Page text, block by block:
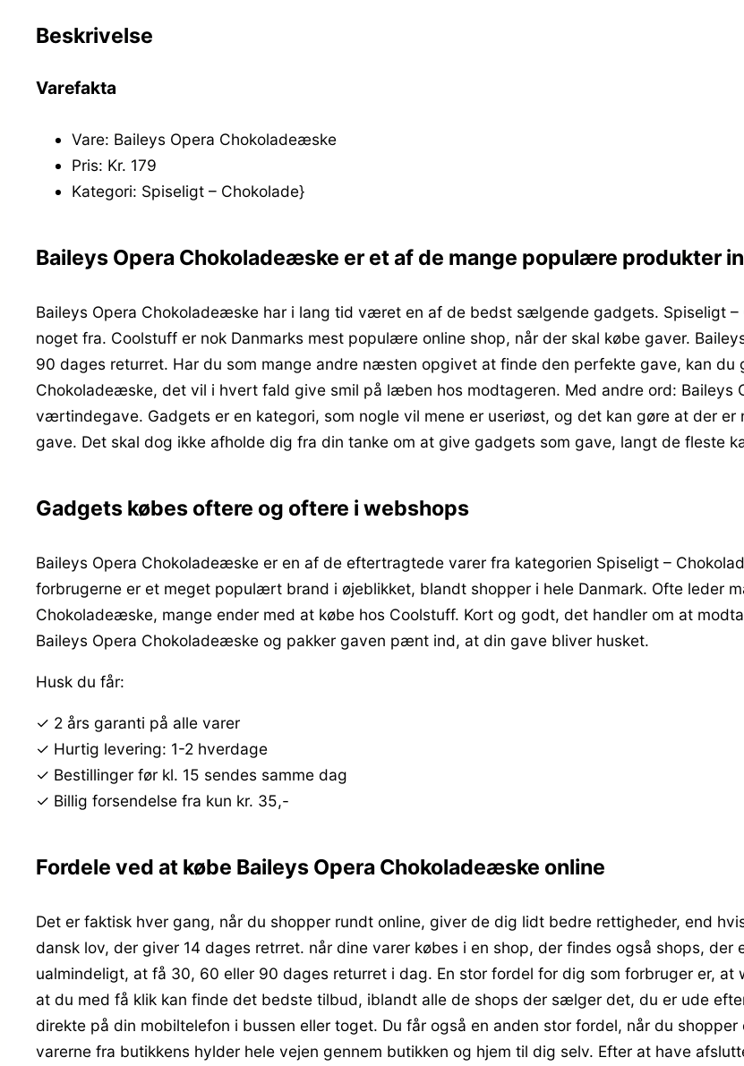
Beskrivelse
Varefakta
Vare: Baileys Opera Chokoladeæske
Pris: Kr. 179
Kategori: Spiseligt – Chokolade}
Baileys Opera Chokoladeæske er et af de mange populære produkter
Baileys Opera Chokoladeæske har i lang tid været en af de bedst sælgende gadgets. Spiseligt –
noget fra. Coolstuff er nok Danmarks mest populære online shop, når der skal købe gaver.
90 dages returret. Har du som mange andre næsten opgivet at finde den perfekte gave, kan du
Chokoladeæske, det vil i hvert fald give smil på læben hos modtageren. Med andre ord: Baileys
værtindegave. Gadgets er en kategori, som nogle vil mene er useriøst, og det kan gøre at der
gave. Det skal dog ikke afholde dig fra din tanke om at give gadgets som gave, langt de fleste
Gadgets købes oftere og oftere i webshops
Baileys Opera Chokoladeæske er en af de eftertragtede varer fra kategorien Spiseligt –
forbrugerne er et meget populært brand i øjeblikket, blandt shopper i hele Danmark. Ofte leder
Chokoladeæske, mange ender med at købe hos Coolstuff. Kort og godt, det handler om at
Baileys Opera Chokoladeæske og pakker gaven pænt ind, at din gave bliver husket.
Husk du får:
✓ 2 års garanti på alle varer
✓ Hurtig levering: 1-2 hverdage
✓ Bestillinger før kl. 15 sendes samme dag
✓ Billig forsendelse fra kun kr. 35,-
Fordele ved at købe Baileys Opera Chokoladeæske online
Det er faktisk hver gang, når du shopper rundt online, giver de dig lidt bedre rettigheder, end
dansk lov, der giver 14 dages retrret. når dine varer købes i en shop, der findes også shops,
ualmindeligt, at få 30, 60 eller 90 dages returret i dag. En stor fordel for dig som forbruger er, at
at du med få klik kan finde det bedste tilbud, iblandt alle de shops der sælger det, du er ude
direkte på din mobiltelefon i bussen eller toget. Du får også en anden stor fordel, når du
varerne fra butikkens hylder hele vejen gennem butikken og hjem til dig selv. Efter at have